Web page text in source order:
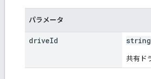
パラメータ
driveId string
共有ド